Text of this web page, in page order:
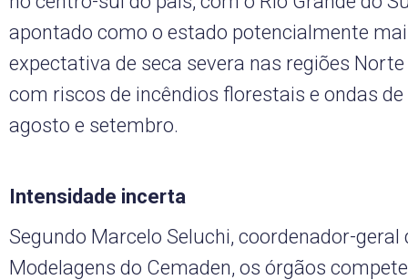
apontado como o estado potencialmente
expectativa de seca severa nas regiões
com riscos de incêndios florestais e ondas
agosto e setembro.
Intensidade incerta
Segundo Marcelo Seluchi, coordenador-geral
Modelagens do Cemaden, os órgãos